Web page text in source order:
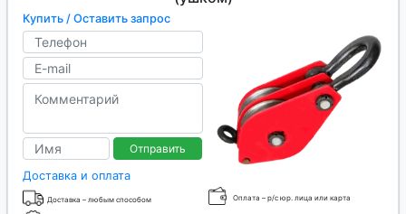
Купить / Оставить запрос
Отправить
Доставка и оплата
Доставка – любым способом Оплата – р/с юр. лица или карта